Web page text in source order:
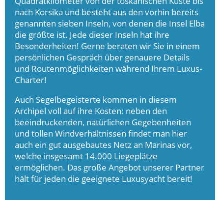
nach Korsika und besteht aus den vorhin bereits
genannten sieben Inseln, von denen die Insel Elba
die größte ist. Jede dieser Inseln hat ihre
Besonderheiten! Gerne beraten wir Sie in einem
persönlichen Gespräch über genauere Details
und Routenmöglichkeiten während Ihrem Luxus-
Charter!
Auch Segelbegeisterte kommen in diesem
Archipel voll auf ihre Kosten: neben den
beeindruckenden, natürlichen Gegebenheiten
und tollen Windverhältnissen findet man hier
auch ein gut ausgebautes Netz an Marinas vor,
welche insgesamt 14.000 Liegeplätze
ermöglichen. Das große Angebot unserer Partner
hält für jeden die geeignete Luxusyacht bereit!